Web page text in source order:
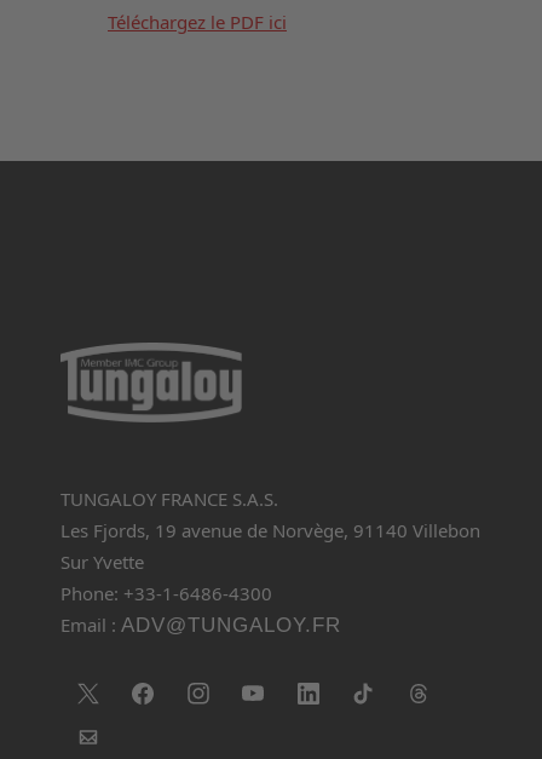
Téléchargez le PDF ici
TUNGALOY FRANCE S.A.S.
Les Fjords, 19 avenue de Norvège, 91140 Villebon
Sur Yvette
Phone: +33-1-6486-4300
Email : ADV@TUNGALOY.FR